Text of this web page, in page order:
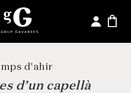
d'ahir
d’un capellà